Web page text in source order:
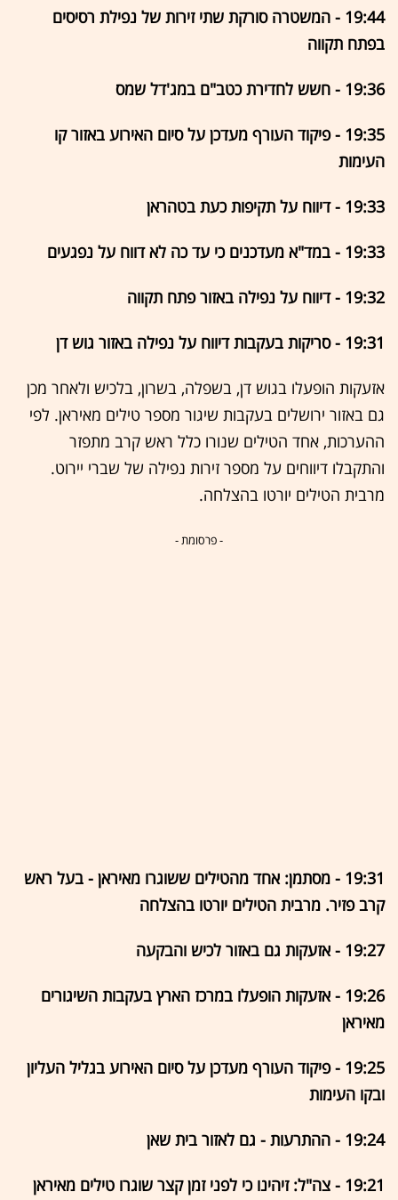
19:44 - המשטרה סורקת שתי זירות של נפילת רסיסים
בפתח תקווה
19:36 - חשש לחדירת כטב"ם במג'דל שמס
19:35 - פיקוד העורף מעדכן על סיום האירוע באזור קו
העימות
19:33 - דיווח על תקיפות כעת בטהראן
19:33 - במד"א מעדכנים כי עד כה לא דווח על נפגעים
19:32 - דיווח על נפילה באזור פתח תקווה
19:31 - סריקות בעקבות דיווח על נפילה באזור גוש דן
אזעקות הופעלו בגוש דן, בשפלה, בשרון, בלכיש ולאחר מכן
גם באזור ירושלים בעקבות שיגור מספר טילים מאיראן. לפי
ההערכות, אחד הטילים שנורו כלל ראש קרב מתפזר
והתקבלו דיווחים על מספר זירות נפילה של שברי יירוט.
מרבית הטילים יורטו בהצלחה.
- פרסומת -
19:31 - מסתמן: אחד מהטילים ששוגרו מאיראן - בעל ראש
קרב פזיר. מרבית הטילים יורטו בהצלחה
19:27 - אזעקות גם באזור לכיש והבקעה
19:26 - אזעקות הופעלו במרכז הארץ בעקבות השיגורים
מאיראן
19:25 - פיקוד העורף מעדכן על סיום האירוע בגליל העליון
ובקו העימות
19:24 - ההתרעות - גם לאזור בית שאן
19:21 - צה"ל: זיהינו כי לפני זמן קצר שוגרו טילים מאיראן